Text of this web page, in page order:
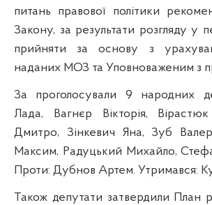
питань правової політики
Закону, за результати розгляду у
прийняти за основу з
наданих МОЗ та Уповноваженим з
За проголосували 9 народних
Лада, Вагнєр Вікторія,
Дмитро, Зінкевич Яна, Зуб
Максим, Радуцький Михайло,
Проти: Дубнов Артем. Утримався:
Також депутати затвердили План